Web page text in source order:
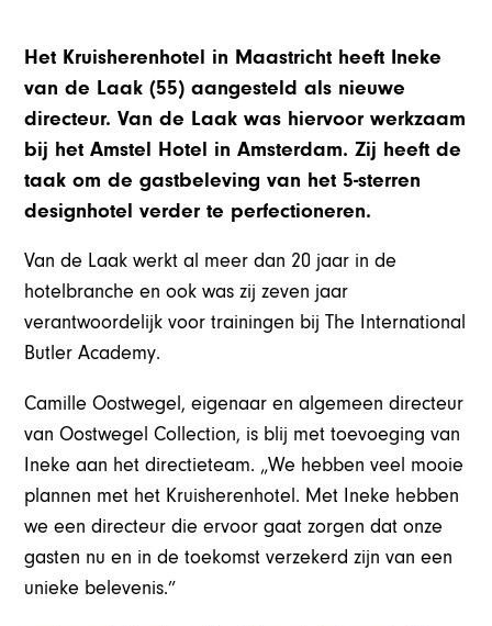
Het Kruisherenhotel in Maastricht heeft Ineke
van de Laak (55) aangesteld als nieuwe
directeur. Van de Laak was hiervoor werkzaam
bij het Amstel Hotel in Amsterdam. Zij heeft de
taak om de gastbeleving van het 5-sterren
designhotel verder te perfectioneren.
Van de Laak werkt al meer dan 20 jaar in de
hotelbranche en ook was zij zeven jaar
verantwoordelijk voor trainingen bij The International
Butler Academy.
Camille Oostwegel, eigenaar en algemeen directeur
van Oostwegel Collection, is blij met toevoeging van
Ineke aan het directieteam. „We hebben veel mooie
plannen met het Kruisherenhotel. Met Ineke hebben
we een directeur die ervoor gaat zorgen dat onze
gasten nu en in de toekomst verzekerd zijn van een
unieke belevenis.”